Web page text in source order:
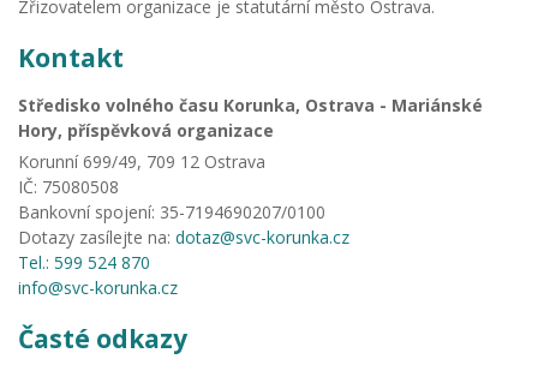
Zřizovatelem organizace je statutární město Ostrava.
Kontakt
Středisko volného času Korunka, Ostrava - Mariánské
Hory, příspěvková organizace
Korunní 699/49, 709 12 Ostrava
IČ: 75080508
Bankovní spojení: 35-7194690207/0100
Dotazy zasílejte na: dotaz@svc-korunka.cz
Tel.: 599 524 870
info@svc-korunka.cz
Časté odkazy